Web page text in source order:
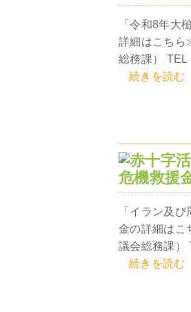
「令和8年大
詳細はこちら
総務課）
続きを読む
危機救援
「イラン及
金の詳細はこ
議会総務課
続きを読む